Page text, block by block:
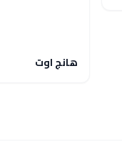
هانج اوت